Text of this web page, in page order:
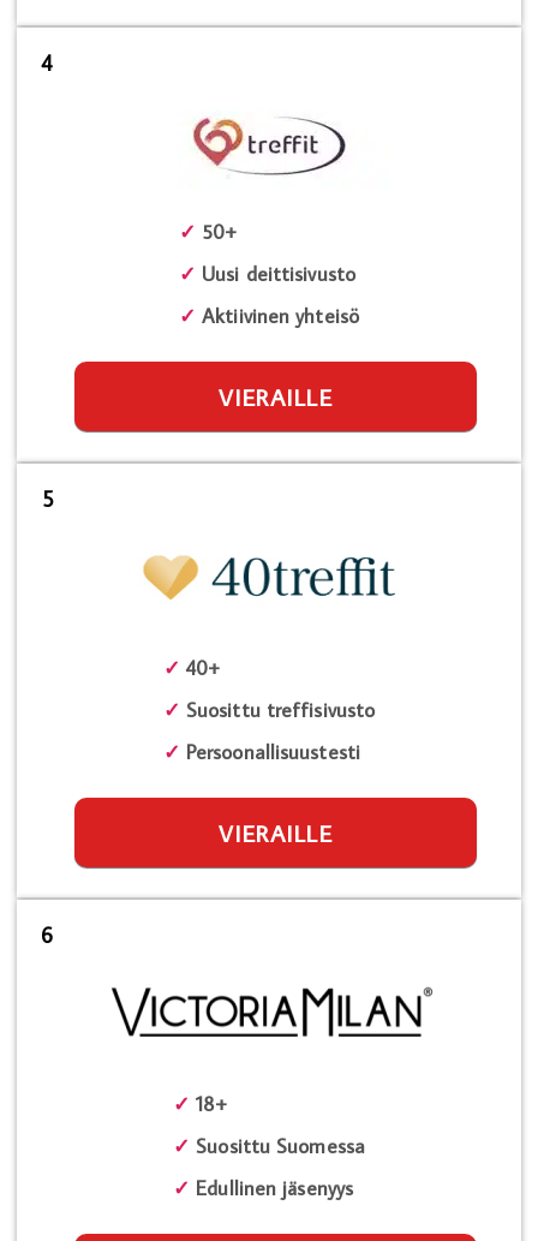
4
✓ 50+
✓ Uusi deittisivusto
✓ Aktiivinen yhteisö
VIERAILLE
5
✓ 40+
✓ Suosittu treffisivusto
✓ Persoonallisuustesti
VIERAILLE
6
✓ 18+
✓ Suosittu Suomessa
✓ Edullinen jäsenyys